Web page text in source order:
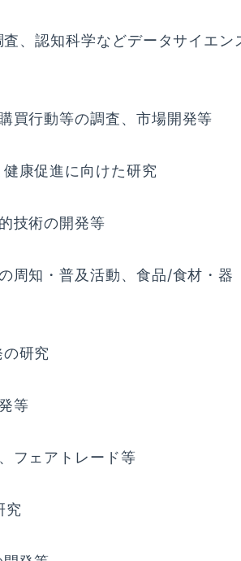
、認知科学などデータサイエン
買行動等の調査、市場開発等
康促進に向けた研究
技術の開発等
周知・普及活動、食品/食材・器
研究
等
フェアトレード等
究